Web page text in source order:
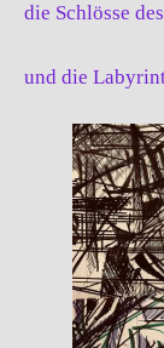
die Schlösse
und die